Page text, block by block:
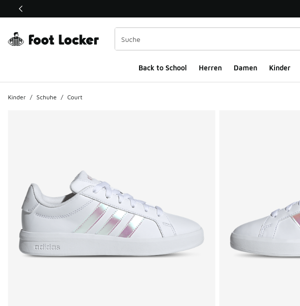
Dieser Link öffnet sich in einem neuen Fenster
Back to School Herren Damen Kinder
Kinder / Schuhe / Court